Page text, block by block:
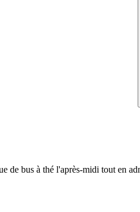
bus à thé l'après-midi tout en